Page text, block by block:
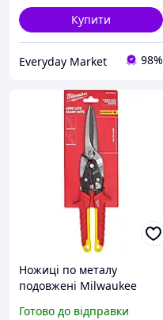
Купити
Everyday Market 98%
Ножиці по металу
подовжені Milwaukee
Готово до відправки